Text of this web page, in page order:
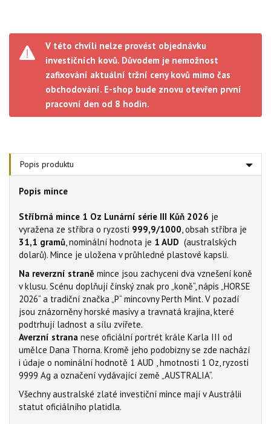
V této chvíli nelze provést objednávku
investičních kovů. Důvodem je nemožnost
zafixování aktuální tržní ceny kovů mimo čas
obchodování. E-shop bude znovu otevřen první
pracovní den od 8 hodin.
Popis produktu
Popis mince
Stříbrná mince 1 Oz Lunární série III Kůň 2026 je
vyražena ze stříbra o ryzosti 999,9/1000 , obsah stříbra je
31,1 gramů , nominální hodnota je 1 AUD (australských
dolarů). Mince je uložena v průhledné plastové kapsli.
Na reverzní straně mince jsou zachyceni dva vznešení koně
v klusu. Scénu doplňují čínský znak pro „koně“, nápis „HORSE
2026“ a tradiční značka „P“ mincovny Perth Mint. V pozadí
jsou znázorněny horské masivy a travnatá krajina, které
podtrhují ladnost a sílu zvířete.
Averzní strana nese oficiální portrét krále Karla III od
umělce Dana Thorna. Kromě jeho podobizny se zde nachází
i údaje o nominální hodnotě 1 AUD , hmotnosti 1 Oz, ryzosti
9999 Ag a označení vydávající země „AUSTRALIA“.
Všechny australské zlaté investiční mince mají v Austrálii
statut oficiálního platidla.